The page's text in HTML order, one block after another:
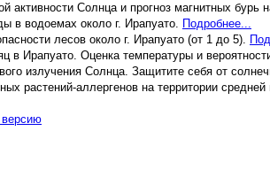
активности Солнца и прогноз магнитных бурь
в водоемах около г. Ирапуато. Подробнее...
лесов около г. Ирапуато (от 1 до 5).
в Ирапуато. Оценка температуры и
излучения Солнца. Защитите себя от
растений-аллергенов на территории